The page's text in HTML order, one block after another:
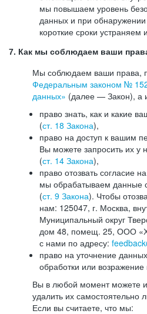
мы повышаем уровень
данных и при
короткие сроки устраняем
7. Как мы соблюдаем ваши
Мы соблюдаем ваши права,
Федеральным законом №
данных» (далее — Закон), а
право знать, как и какие
(ст. 18 Закона),
право на доступ к вашим
Вы можете запросить их у
(ст. 14 Закона),
право отозвать согласие
мы обрабатываем данные
(ст. 9 Закона). Чтобы
нам: 125047, г. Москва,
Муниципальный округ
дом 48, помещ. 25, ООО
с нами по адресу:
право на уточнение
обработки или возражение
Вы в любой момент можете
удалить их самостоятельно
Если вы считаете, что мы: